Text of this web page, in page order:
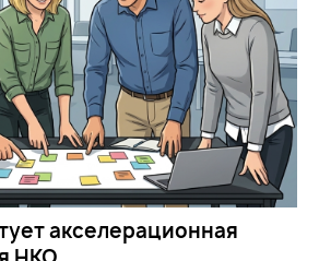
акселерационная